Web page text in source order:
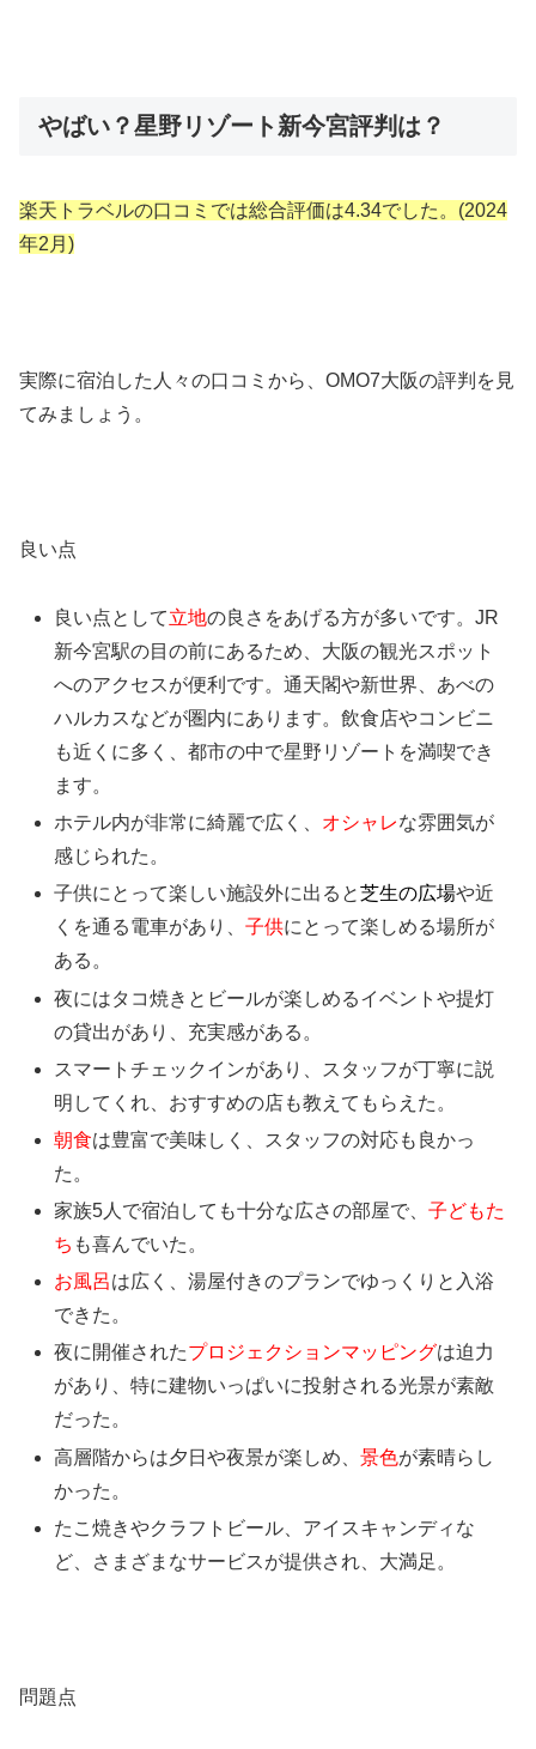
やばい？星野リゾート新今宮評判は？
楽天トラベルの口コミでは総合評価は4.34でした。(2024
年2月)
実際に宿泊した人々の口コミから、OMO7大阪の評判を見
てみましょう。
良い点
良い点として立地の良さをあげる方が多いです。JR
新今宮駅の目の前にあるため、大阪の観光スポット
へのアクセスが便利です。通天閣や新世界、あべの
ハルカスなどが圏内にあります。飲食店やコンビニ
も近くに多く、都市の中で星野リゾートを満喫でき
ます。
ホテル内が非常に綺麗で広く、 オシャレな雰囲気が
感じられた。
子供にとって楽しい施設外に出ると芝生の広場や近
くを通る電車があり、子供にとって楽しめる場所が
ある。
夜にはタコ焼きとビールが楽しめるイベントや提灯
の貸出があり、充実感がある。
スマートチェックインがあり、スタッフが丁寧に説
明してくれ、おすすめの店も教えてもらえた。
朝食は豊富で美味しく、スタッフの対応も良かっ
た。
家族5人で宿泊しても十分な広さの部屋で、子どもた
ち も喜んでいた。
お風呂は広く、湯屋付きのプランでゆっくりと入浴
できた。
夜に開催されたプロジェクションマッピングは迫力
があり、特に建物いっぱいに投射される光景が素敵
だった。
高層階からは夕日や夜景が楽しめ、景色が素晴らし
かった。
たこ焼きやクラフトビール、アイスキャンディな
ど、さまざまなサービスが提供され、大満足。
問題点